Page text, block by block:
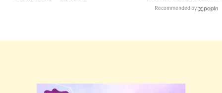
でオープン（那覇市）
Recommended by